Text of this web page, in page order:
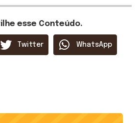
esse Conteúdo.
Twitter WhatsApp